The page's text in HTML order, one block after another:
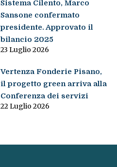
Sistema Cilento, Marco
Sansone confermato
presidente. Approvato il
bilancio 2025
23 Luglio 2026
Vertenza Fonderie Pisano,
il progetto green arriva alla
Conferenza dei servizi
22 Luglio 2026